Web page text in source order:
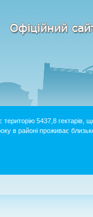
5437,8 гектарів,
в районі проживає